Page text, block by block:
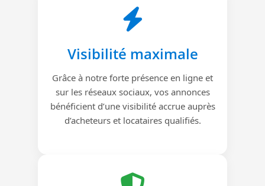
Visibilité maximale
Grâce à notre forte présence en ligne et
sur les réseaux sociaux, vos annonces
bénéficient d’une visibilité accrue auprès
d’acheteurs et locataires qualifiés.